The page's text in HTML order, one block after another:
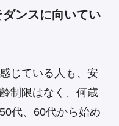
ンスに向いてい
じている人も、安
制限はなく、何歳
代、60代から始め